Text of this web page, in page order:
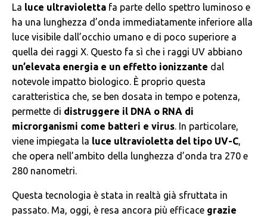
La luce ultravioletta fa parte dello spettro luminoso e
ha una lunghezza d’onda immediatamente inferiore alla
luce visibile dall’occhio umano e di poco superiore a
quella dei raggi X. Questo fa sì che i raggi UV abbiano
un’elevata energia e un effetto ionizzante dal
notevole impatto biologico. È proprio questa
caratteristica che, se ben dosata in tempo e potenza,
permette di distruggere il DNA o RNA di
microrganismi come batteri e virus. In particolare,
viene impiegata la luce ultravioletta del tipo UV-C,
che opera nell’ambito della lunghezza d’onda tra 270 e
280 nanometri.
Questa tecnologia è stata in realtà già sfruttata in
passato. Ma, oggi, è resa ancora più efficace grazie